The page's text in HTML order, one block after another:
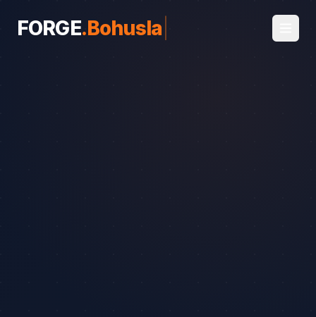
FORGE.Bohuslavice